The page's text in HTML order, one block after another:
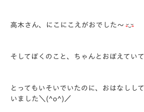
高木さん、にこにこえがおでした～
そしてぼくのこと、ちゃんとおぼえてい
とってもいそいでいたのに、おはなしし
いました＼(^o^)／